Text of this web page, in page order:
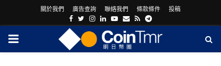
關於我們 廣告查詢 聯絡我們 條款條件 投稿
Facebook
Twitter
Instagram
LinkedinYoutube
Email
RssTelegram
PRIMARY